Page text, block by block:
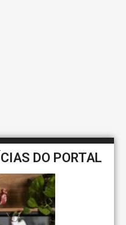
DO PORTAL